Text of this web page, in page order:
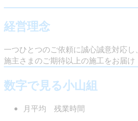
経営理念
一つひとつのご依頼に誠心誠意対応し、
施主さまのご期待以上の施工をお届け
数字で見る小山組
月平均 残業時間